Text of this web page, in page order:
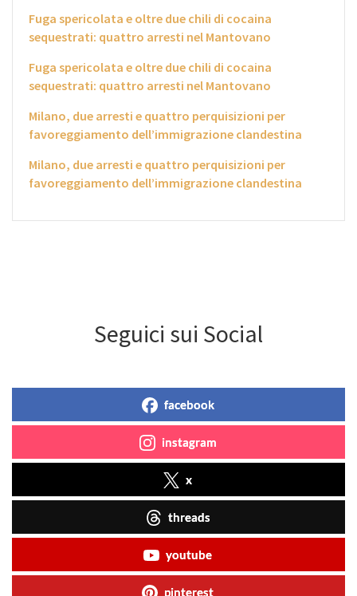
Fuga spericolata e oltre due chili di cocaina
sequestrati: quattro arresti nel Mantovano
Fuga spericolata e oltre due chili di cocaina
sequestrati: quattro arresti nel Mantovano
Milano, due arresti e quattro perquisizioni per
favoreggiamento dell’immigrazione clandestina
Milano, due arresti e quattro perquisizioni per
favoreggiamento dell’immigrazione clandestina
Seguici sui Social
facebook
instagram
x
threads
youtube
pinterest